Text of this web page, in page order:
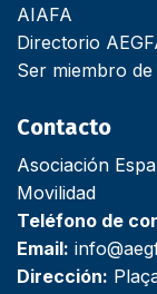
AIAFA
Directorio
Ser miembro de
Contacto
Asociación
Movilidad
Teléfono de
Email:
Dirección: